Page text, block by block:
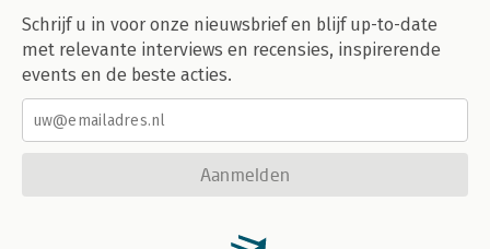
Schrijf u in voor onze nieuwsbrief en blijf up-to-date
met relevante interviews en recensies, inspirerende
events en de beste acties.
Aanmelden